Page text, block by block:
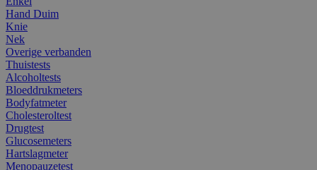
Hand Duim
Knie
Nek
Overige verbanden
Thuistests
Alcoholtests
Bloeddrukmeters
Bodyfatmeter
Cholesteroltest
Drugtest
Glucosemeters
Hartslagmeter
Menopauzetest